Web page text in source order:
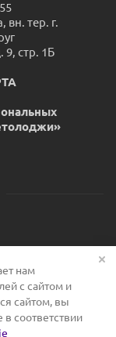
вн. тер. г.
стр. 1Б
нам
с сайтом и
сайтом, вы
соответствии